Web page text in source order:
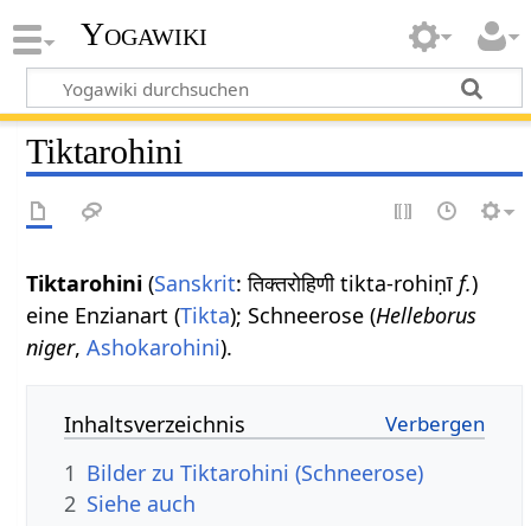
Yogawiki
Tiktarohini
Tiktarohini (Sanskrit: तिक्तरोहिणी tikta-rohiṇīf.)
eine Enzianart (Tikta); Schneerose (Helleborus
niger,Ashokarohini).
Inhaltsverzeichnis
1 Bilder zu Tiktarohini (Schneerose)
2 Siehe auch